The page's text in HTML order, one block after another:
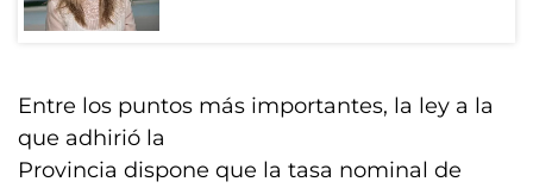
Entre los puntos más importantes, la ley a la
que adhirió la
Provincia dispone que la tasa nominal de